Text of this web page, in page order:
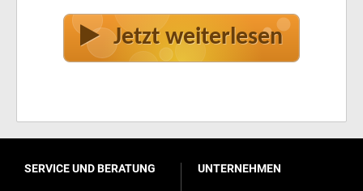
Jetzt weiterlesen
SERVICE UND BERATUNG UNTERNEHMEN